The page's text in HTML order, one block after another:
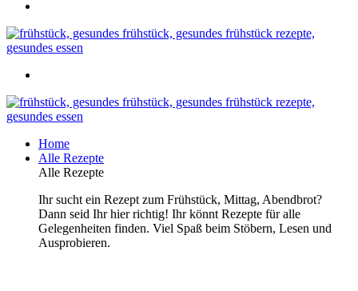
Home
Alle Rezepte
Alle Rezepte
Ihr sucht ein Rezept zum Frühstück, Mittag, Abendbrot?
Dann seid Ihr hier richtig! Ihr könnt Rezepte für alle
Gelegenheiten finden. Viel Spaß beim Stöbern, Lesen und
Ausprobieren.